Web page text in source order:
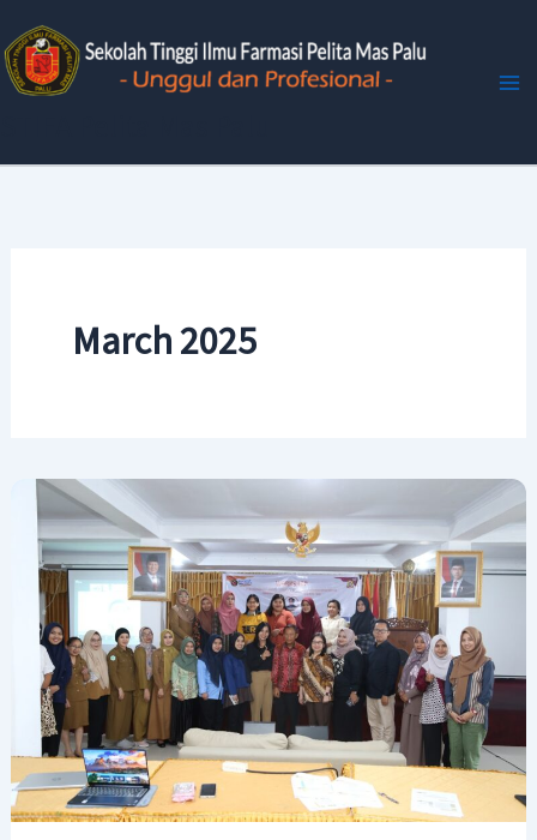
to
content
March 2025